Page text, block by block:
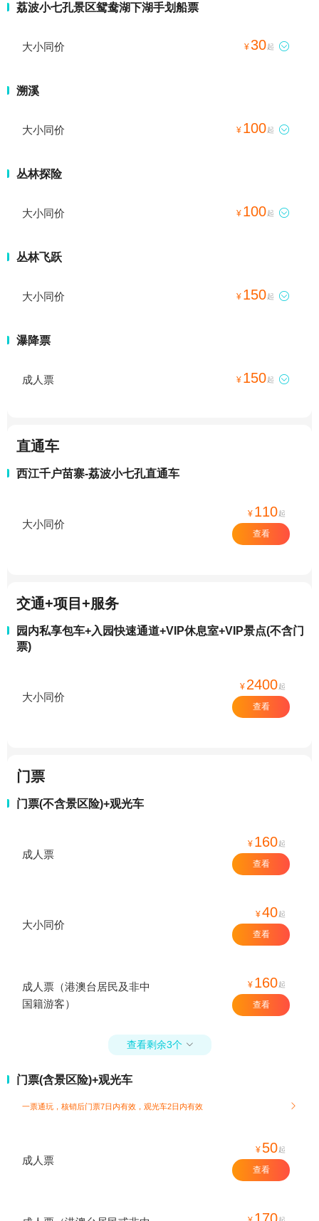
荔波小七孔景区鸳鸯湖下湖手划船票
大小同价 ¥30起 
溯溪
大小同价 ¥ 100起 
丛林探险
大小同价 ¥ 100起 
丛林飞跃
大小同价 ¥ 150起 
瀑降票
成人票 ¥ 150起 
直通车
西江千户苗寨-荔波小七孔直通车
大小同价
¥ 110起
查看
交通+项目+服务
园内私享包车+入园快速通道+VIP休息室+VIP景点(不含门
票)
大小同价
¥ 2400起
查看
门票
门票(不含景区险)+观光车
成人票
¥ 160起
查看
大小同价
¥40起
查看
成人票（港澳台居民及非中
国籍游客）
¥ 160起
查看
查看剩余3个 
门票(含景区险)+观光车
一票通玩，核销后门票7日内有效，观光车2日内有效 
成人票
¥ 50起
查看